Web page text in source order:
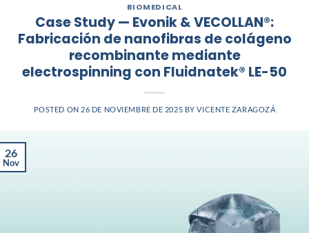
BIOMEDICAL
Case Study — Evonik & VECOLLAN®:
Fabricación de nanofibras de colágeno
recombinante mediante
electrospinning con Fluidnatek® LE-50
POSTED ON 26 DE NOVIEMBRE DE 2025 BYVICENTE ZARAGOZÁ
26
Nov